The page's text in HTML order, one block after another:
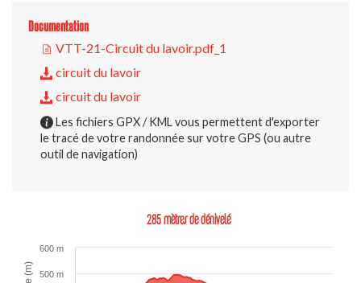
Documentation
VTT-21-Circuit du lavoir.pdf_1
circuit du lavoir
circuit du lavoir
Les fichiers GPX / KML vous permettent d'exporter
le tracé de votre randonnée sur votre GPS (ou autre
outil de navigation)
285 mètres de dénivelé
500 m
600 m